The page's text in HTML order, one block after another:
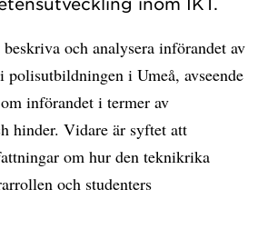
och analysera införandet av
i Umeå, avseende
införandet i termer av
hinder. Vidare är syftet att
om hur den teknikrika
och studenters